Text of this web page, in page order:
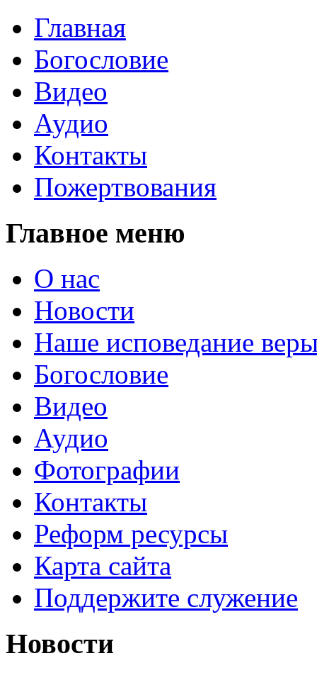
Главная
Богословие
Видео
Аудио
Контакты
Пожертвования
Главное меню
О нас
Новости
Наше исповедание
Богословие
Видео
Аудио
Фотографии
Контакты
Реформ ресурсы
Карта сайта
Поддержите служение
Новости